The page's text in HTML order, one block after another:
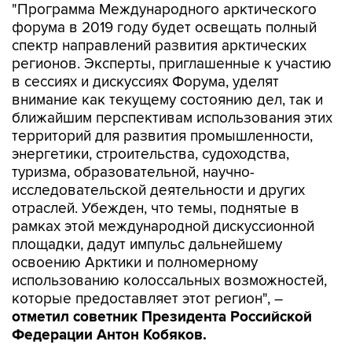
"Программа Международного арктического
форума в 2019 году будет освещать полный
спектр направлений развития арктических
регионов. Эксперты, приглашенные к участию
в сессиях и дискуссиях Форума, уделят
внимание как текущему состоянию дел, так и
ближайшим перспективам использования этих
территорий для развития промышленности,
энергетики, строительства, судоходства,
туризма, образовательной, научно-
исследовательской деятельности и других
отраслей. Убежден, что темы, поднятые в
рамках этой международной дискуссионной
площадки, дадут импульс дальнейшему
освоению Арктики и полномерному
использованию колоссальных возможностей,
которые предоставляет этот регион", –
отметил советник Президента Российской
Федерации Антон Кобяков.